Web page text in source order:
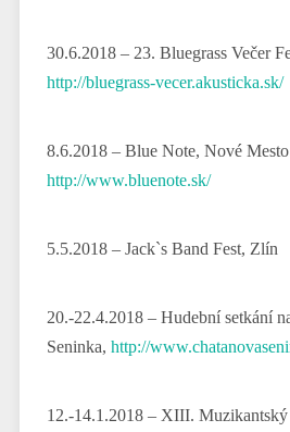
30.6.2018 – 23. Bluegrass Večer
http://bluegrass-vecer.akusticka.sk/
8.6.2018 – Blue Note, Nové
http://www.bluenote.sk/
5.5.2018 – Jack`s Band Fest, Zlín
20.-22.4.2018 – Hudební setkání
Seninka, http://
12.-14.1.2018 – XIII. Muzikantský